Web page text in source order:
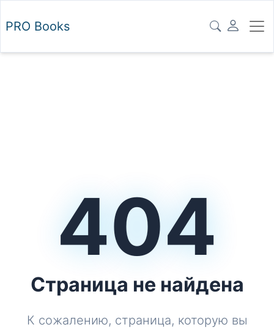
PRO Books
404
Страница не найдена
К сожалению, страница, которую вы